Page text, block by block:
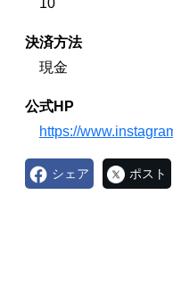
決済方法
現金
公式HP
https://
シェア ポスト